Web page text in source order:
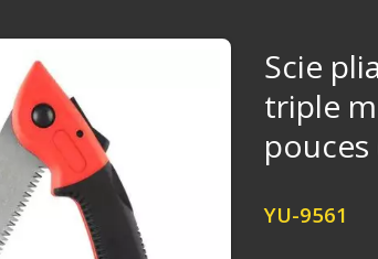
Scie
triple
YU-9561